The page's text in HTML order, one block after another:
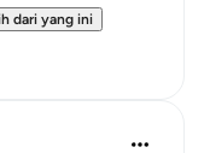
dari yang ini